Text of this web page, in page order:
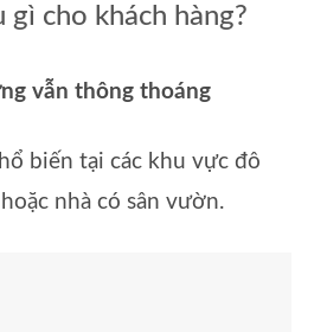
gì cho khách hàng?
vẫn thông thoáng
biến tại các khu vực đô
nhà có sân vườn.